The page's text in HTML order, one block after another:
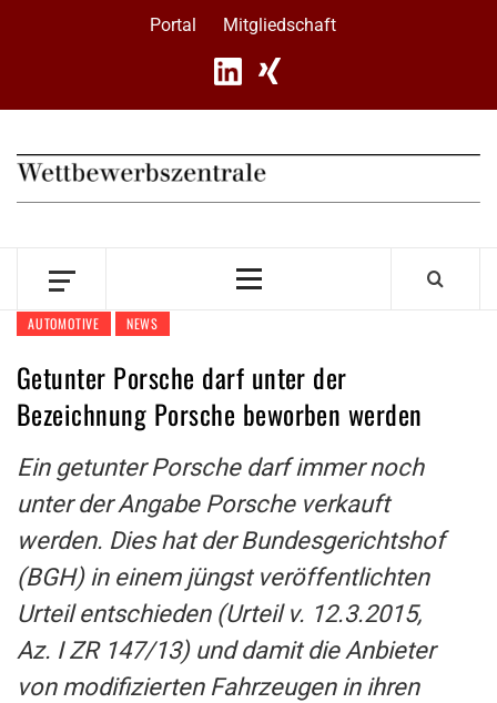
Portal Mitgliedschaft
Primary
AUTOMOTIVE NEWS
Getunter Porsche darf unter der
Bezeichnung Porsche beworben werden
Ein getunter Porsche darf immer noch
unter der Angabe Porsche verkauft
werden. Dies hat der Bundesgerichtshof
(BGH) in einem jüngst veröffentlichten
Urteil entschieden (Urteil v. 12.3.2015,
Az. I ZR 147/13) und damit die Anbieter
von modifizierten Fahrzeugen in ihren